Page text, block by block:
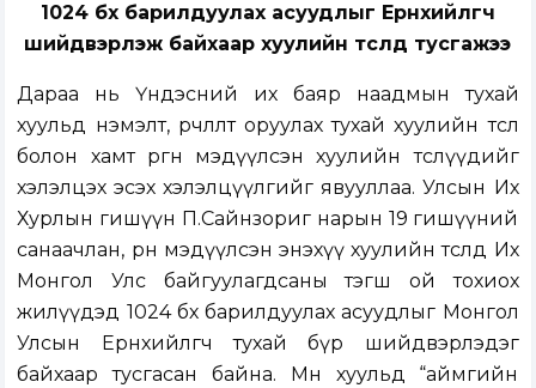
1024 бөх барилдуулах асуудлыг Ерөнхийлөгч
шийдвэрлэж байхаар хуулийн төсөлд тусгажээ
Дараа ньҮндэсний их баяр наадмын тухай
хуульд нэмэлт, өөрчлөлт оруулах тухай хуулийн төсөл
болон хамт өргөн мэдүүлсэн хуулийн төслүүдийг
хэлэлцэх эсэх хэлэлцүүлгийг явууллаа. Улсын Их
Хурлын гишүүн П.Сайнзориг нарын 19 гишүүний
санаачлан, өрөн мэдүүлсэн энэхүү хуулийн төсөлд Их
Монгол Улс байгуулагдсаны тэгш ой тохиох
жилүүдэд 1024 бөх барилдуулах асуудлыг Монгол
Улсын Ерөнхийлөгч тухай бүр шийдвэрлэдэг
байхаар тусгасан байна. Мөн хуульд “аймгийн